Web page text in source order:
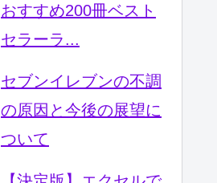
おすすめ200冊ベスト
セラーラ...
セブンイレブンの不調
の原因と今後の展望に
ついて